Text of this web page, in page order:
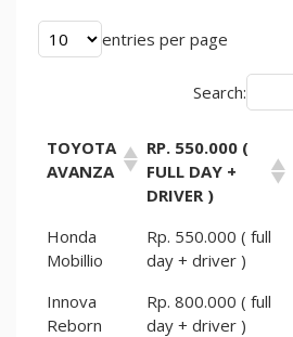
entries per page
Search:
TOYOTA
AVANZA
RP. 550.000 (
FULL DAY +
DRIVER )
Honda
Mobillio
Rp. 550.000 ( full
day + driver )
Innova
Reborn
Rp. 800.000 ( full
day + driver )